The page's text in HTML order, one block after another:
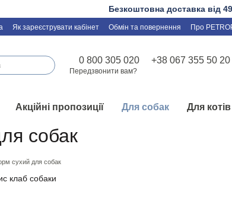
Безкоштовна доставка від
Як зареєструвати кабінет Обмін та повернення Про
0 800 305 020 +38 067 355 50 20
Передзвонити вам?
Акційні пропозиції Для собак Для котів
собак
сухий для собак